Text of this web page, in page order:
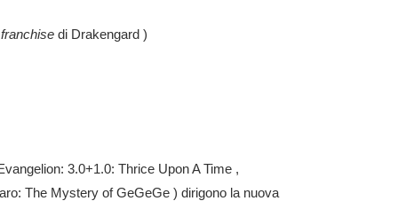
di Drakengard )
3.0+1.0: Thrice Upon A Time ,
The Mystery of GeGeGe ) dirigono la nuova